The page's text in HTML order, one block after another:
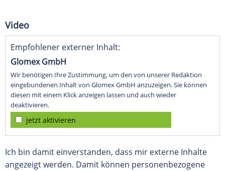
Video
Empfohlener externer Inhalt:
Glomex GmbH
Wir benötigen Ihre Zustimmung, um den von unserer Redaktion
eingebundenen Inhalt von Glomex GmbH anzuzeigen. Sie können
diesen mit einem Klick anzeigen lassen und auch wieder
deaktivieren.
jetzt aktivieren
Ich bin damit einverstanden, dass mir externe Inhalte
angezeigt werden. Damit können personenbezogene